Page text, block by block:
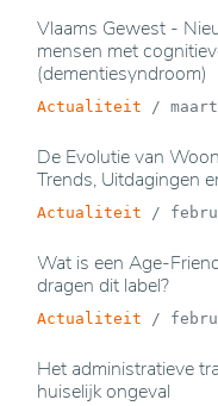
Vlaams Gewest -
mensen met
(dementiesyndroom)
Actualiteit /
De Evolutie van
Trends, Uitdagingen
Actualiteit /
Wat is een Age-
dragen dit label?
Actualiteit /
Het administratieve
huiselijk ongeval